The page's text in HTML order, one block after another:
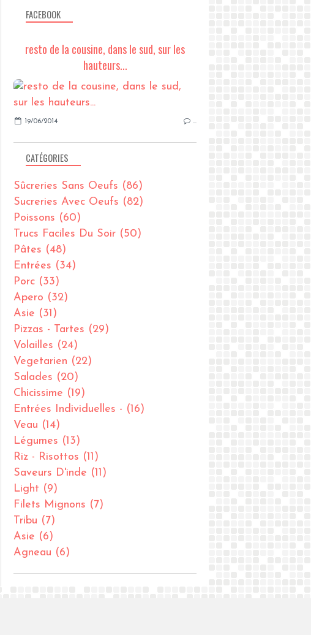
FACEBOOK
resto de la cousine, dans le sud, sur les
hauteurs...
19/06/2014 …
CATÉGORIES
Sûcreries Sans Oeufs (86)
Sucreries Avec Oeufs (82)
Poissons (60)
Trucs Faciles Du Soir (50)
Pâtes (48)
Entrées (34)
Porc (33)
Apero (32)
Asie (31)
Pizzas - Tartes (29)
Volailles (24)
Vegetarien (22)
Salades (20)
Chicissime (19)
Entrées Individuelles - (16)
Veau (14)
Légumes (13)
Riz - Risottos (11)
Saveurs D'inde (11)
Light (9)
Filets Mignons (7)
Tribu (7)
Asie (6)
Agneau (6)